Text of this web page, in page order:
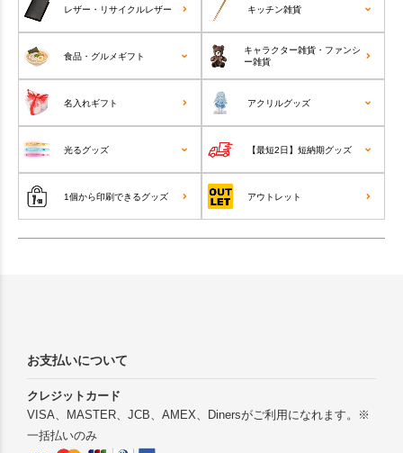
レザー・リサイクルレザー キッチン雑貨
食品・グルメギフト
キャラクター雑貨・ファンシ
ー雑貨
名入れギフト アクリルグッズ
光るグッズ 【最短2日】短納期グッズ
1個から印刷できるグッズ アウトレット
お支払いについて
クレジットカード
VISA、MASTER、JCB、AMEX、Dinersがご利用になれます。※
一括払いのみ